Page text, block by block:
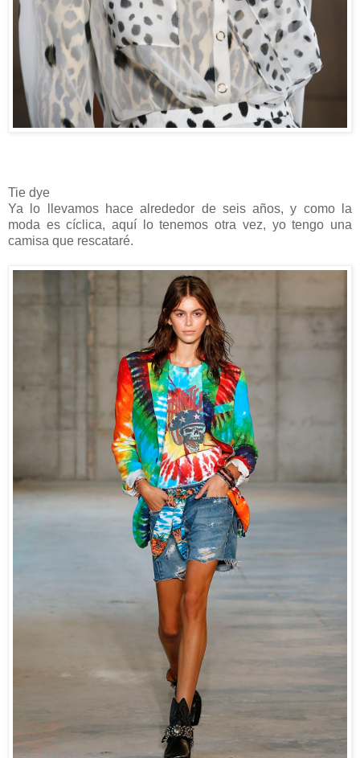
Tie dye
Ya lo llevamos hace alrededor de seis años, y como la
moda es cíclica, aquí lo tenemos otra vez, yo tengo una
camisa que rescataré.